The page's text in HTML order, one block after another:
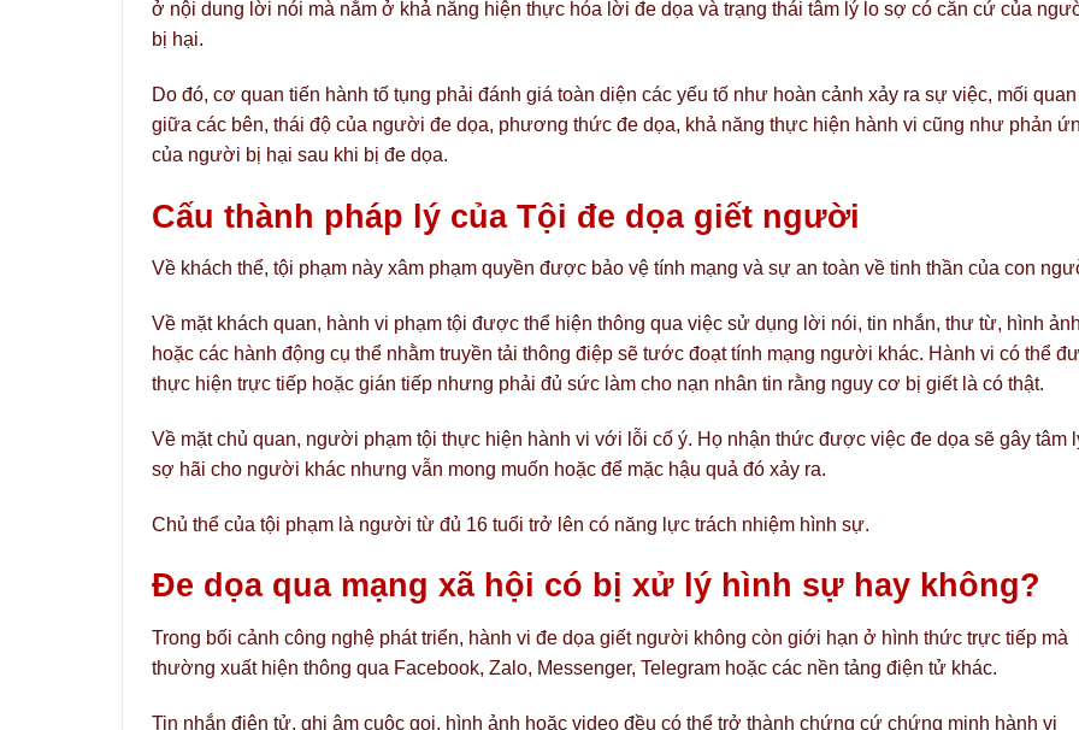
ở nội dung lời nói mà nằm ở khả năng hiện thực hóa lời đe dọa và trạng thái tâm lý lo sợ có căn cứ của
bị hại.
Do đó, cơ quan tiến hành tố tụng phải đánh giá toàn diện các yếu tố như hoàn cảnh xảy ra sự việc, mối
giữa các bên, thái độ của người đe dọa, phương thức đe dọa, khả năng thực hiện hành vi cũng như phản
của người bị hại sau khi bị đe dọa.
Cấu thành pháp lý của Tội đe dọa giết người
Về khách thể, tội phạm này xâm phạm quyền được bảo vệ tính mạng và sự an toàn về tinh thần của con
Về mặt khách quan, hành vi phạm tội được thể hiện thông qua việc sử dụng lời nói, tin nhắn, thư từ, hình ảnh
hoặc các hành động cụ thể nhằm truyền tải thông điệp sẽ tước đoạt tính mạng người khác. Hành vi có thể
thực hiện trực tiếp hoặc gián tiếp nhưng phải đủ sức làm cho nạn nhân tin rằng nguy cơ bị giết là có thật.
Về mặt chủ quan, người phạm tội thực hiện hành vi với lỗi cố ý. Họ nhận thức được việc đe dọa sẽ gây tâm
sợ hãi cho người khác nhưng vẫn mong muốn hoặc để mặc hậu quả đó xảy ra.
Chủ thể của tội phạm là người từ đủ 16 tuổi trở lên có năng lực trách nhiệm hình sự.
Đe dọa qua mạng xã hội có bị xử lý hình sự hay không?
Trong bối cảnh công nghệ phát triển, hành vi đe dọa giết người không còn giới hạn ở hình thức trực tiếp mà
thường xuất hiện thông qua Facebook, Zalo, Messenger, Telegram hoặc các nền tảng điện tử khác.
Tin nhắn điện tử, ghi âm cuộc gọi, hình ảnh hoặc video đều có thể trở thành chứng cứ chứng minh hành vi